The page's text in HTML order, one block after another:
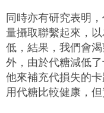
同時亦有研究表明
量攝取聯繫起來，
低，結果，我們會
外，由於代糖減低
他來補充代損失的
用代糖比較健康，